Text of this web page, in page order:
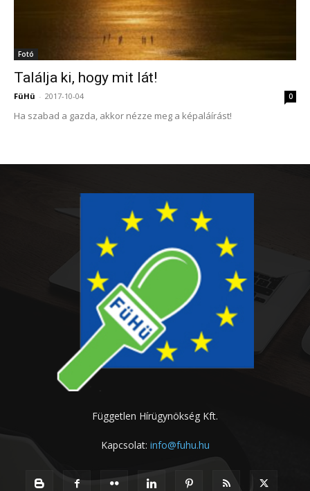
Fotó
Találja ki, hogy mit lát!
FüHü - 2017-10-04 0
Ha szabad a gazda, akkor nézze meg a képaláírást!
Független Hírügynökség Kft.
Kapcsolat: info@fuhu.hu